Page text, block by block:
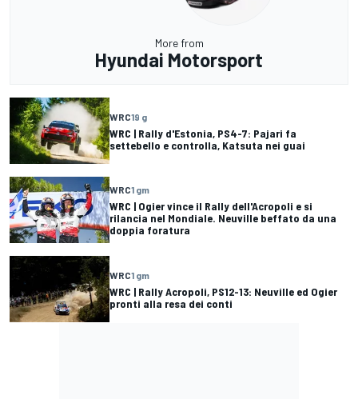
More from
Hyundai Motorsport
WRC19 g
WRC | Rally d'Estonia, PS4-7: Pajari fa
settebello e controlla, Katsuta nei guai
WRC1 gm
WRC | Ogier vince il Rally dell'Acropoli e si
rilancia nel Mondiale. Neuville beffato da una
doppia foratura
WRC1 gm
WRC | Rally Acropoli, PS12-13: Neuville ed Ogier
pronti alla resa dei conti